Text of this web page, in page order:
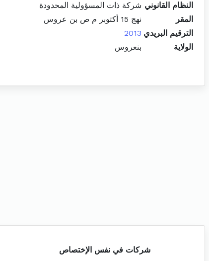
النظام القانوني شركة ذات المسؤولية المحدودة
المقر
نهج 15 أكتوبر م ص بن عروس
الترقيم البريدي 2013
الولاية
بنعروس
شركات في نفس الإختصاص